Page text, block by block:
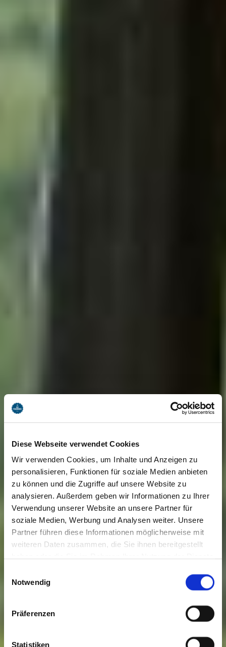
Diese Webseite verwendet Cookies
Wir verwenden Cookies, um Inhalte und Anzeigen zu
personalisieren, Funktionen für soziale Medien anbieten
zu können und die Zugriffe auf unsere Website zu
analysieren. Außerdem geben wir Informationen zu Ihrer
Verwendung unserer Website an unsere Partner für
soziale Medien, Werbung und Analysen weiter. Unsere
Partner führen diese Informationen möglicherweise mit
weiteren Daten zusammen, die Sie ihnen bereitgestellt
Cookies, wenn Sie unsere Webseite weiterhin nutzen.
Notwendig
Präferenzen
Statistiken